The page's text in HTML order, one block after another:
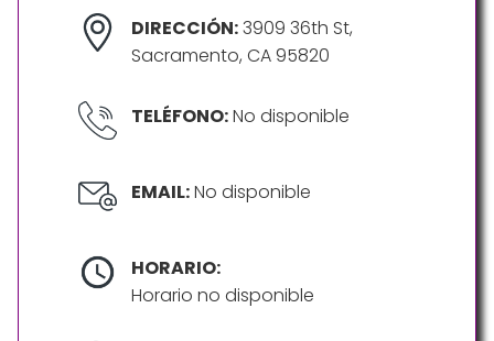
DIRECCIÓN:3909 36th St,
Sacramento, CA 95820
TELÉFONO:No disponible
EMAIL:No disponible
HORARIO:
Horario no disponible